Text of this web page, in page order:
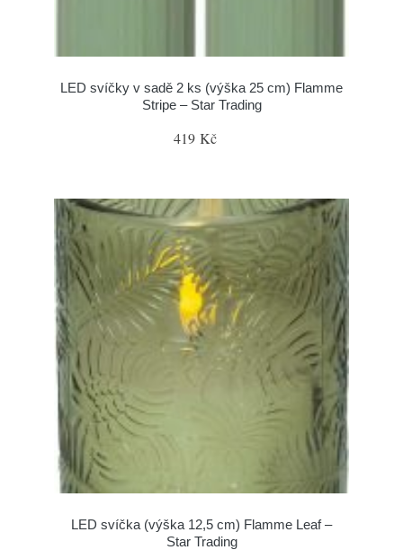
LED svíčky v sadě 2 ks (výška 25 cm) Flamme
Stripe – Star Trading
419 Kč
LED svíčka (výška 12,5 cm) Flamme Leaf –
Star Trading